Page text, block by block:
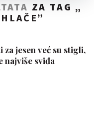
ZA TAG „
”
jesen već su stigli,
najviše sviđa